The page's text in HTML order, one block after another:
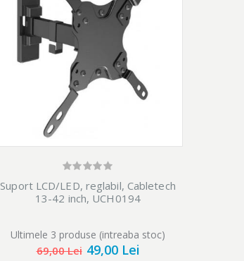
Suport LCD/LED, reglabil, Cabletech
13-42 inch, UCH0194
Ultimele 3 produse (intreaba stoc)
69,00 Lei 49,00 Lei